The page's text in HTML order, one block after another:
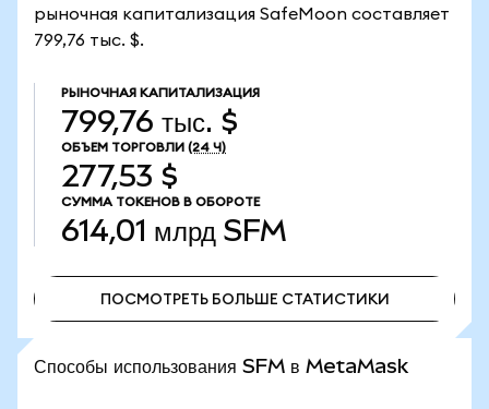
рыночная капитализация SafeMoon составляет
799,76 тыс. $.
РЫНОЧНАЯ КАПИТАЛИЗАЦИЯ
799,76 тыс. $
ОБЪЕМ ТОРГОВЛИ (24 Ч)
277,53 $
СУММА ТОКЕНОВ В ОБОРОТЕ
614,01 млрд SFM
ПОСМОТРЕТЬ БОЛЬШЕ СТАТИСТИКИ
Способы использования SFM в MetaMask